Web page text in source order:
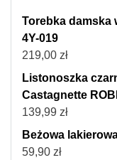
Torebka damska
4Y-019
219,00 zł
Listonoszka
Castagnette
139,99 zł
Beżowa
59,90 zł